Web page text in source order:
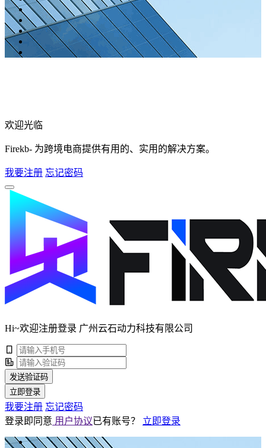
欢迎光临
Firekb- 为跨境电商提供有用的、实用的解决方案。
我要注册 忘记密码
Hi~欢迎注册登录 广州云石动力科技有限公司
发送验证码
立即登录
我要注册 忘记密码
登录即同意 用户协议已有账号？ 立即登录